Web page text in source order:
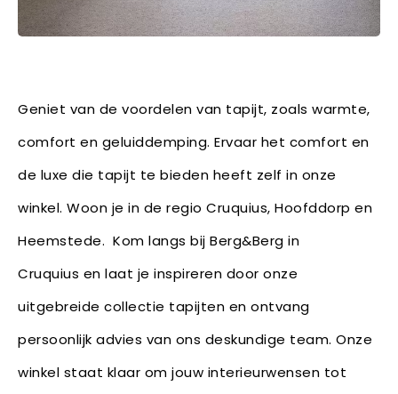
Geniet van de voordelen van tapijt, zoals warmte,
comfort en geluiddemping. Ervaar het comfort en
de luxe die tapijt te bieden heeft zelf in onze
winkel. Woon je in de regio Cruquius, Hoofddorp en
Heemstede. Kom langs bij Berg&Berg in
Cruquius en laat je inspireren door onze
uitgebreide collectie tapijten en ontvang
persoonlijk advies van ons deskundige team. Onze
winkel staat klaar om jouw interieurwensen tot